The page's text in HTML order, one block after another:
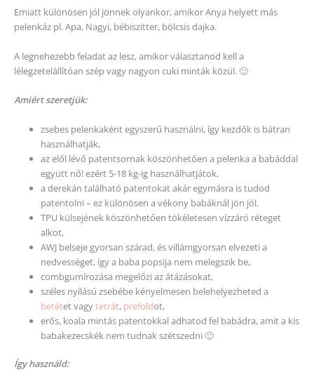
Emiatt különösen jól jönnek olyankor, amikor Anya helyett más
pelenkáz pl. Apa, Nagyi, bébiszitter, bölcsis dajka.
A legnehezebb feladat az lesz, amikor választanod kell a
lélegzetelállítóan szép vagy nagyon cuki minták közül. 🙂
Amiért szeretjük:
zsebes pelenkaként egyszerű használni, így kezdők is bátran
használhatják,
az elől lévő patentsornak köszönhetően a pelenka a babáddal
együtt nő! ezért 5-18 kg-ig használhatjátok,
a derekán található patentokat akár egymásra is tudod
patentolni – ez különösen a vékony babáknál jön jól,
TPU külsejének köszönhetően tökéletesen vízzáró réteget
alkot,
AWJ belseje gyorsan szárad, és villámgyorsan elvezeti a
nedvességet, így a baba popsija nem melegszik be,
combgumírozása megelőzi az átázásokat,
széles nyílású zsebébe kényelmesen belehelyezheted a
betétet vagytetrát, prefoldot,
erős, koala mintás patentokkal adhatod fel babádra, amit a kis
babakezecskék nem tudnak szétszedni 🙂
Így használd: